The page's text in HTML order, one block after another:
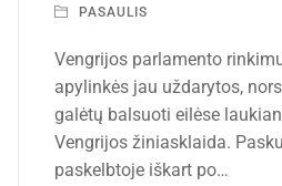
PASAULIS
Vengrijos parlamento
apylinkės jau uždarytos,
galėtų balsuoti eilėse
Vengrijos žiniasklaida.
paskelbtoje iškart po…